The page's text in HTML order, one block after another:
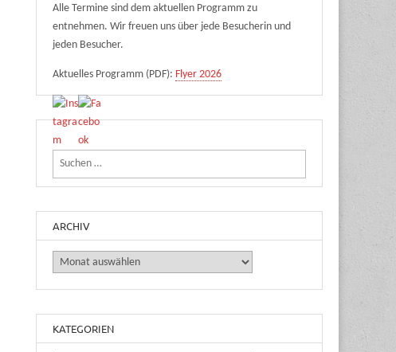
Alle Termine sind dem aktuellen Programm zu
entnehmen. Wir freuen uns über jede Besucherin und
jeden Besucher.
Aktuelles Programm (PDF): Flyer 2026
Suchen nach:
ARCHIV
Archiv
KATEGORIEN